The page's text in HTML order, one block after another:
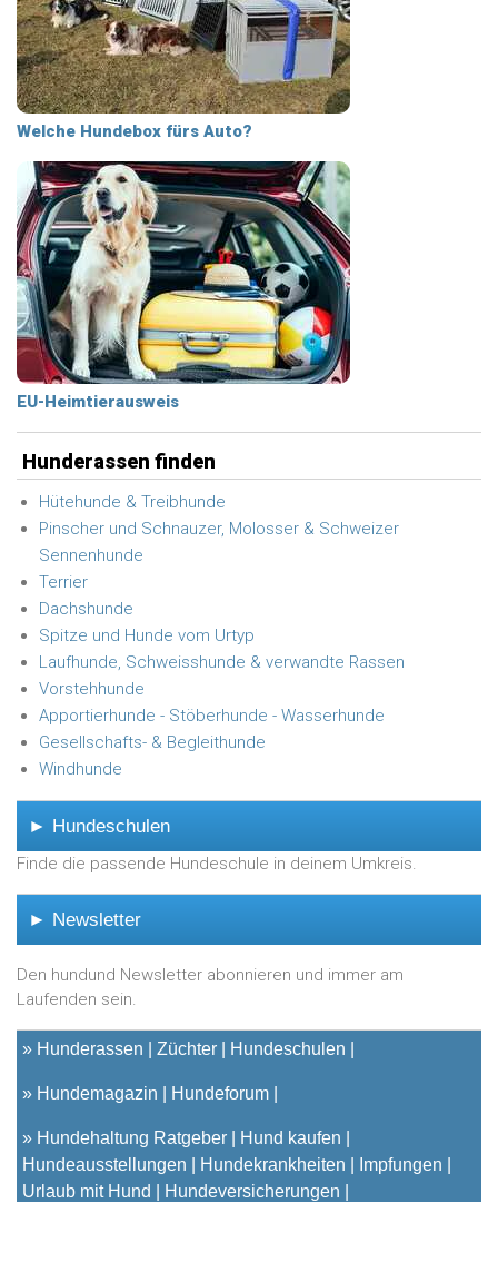
Welche Hundebox fürs Auto?
EU-Heimtierausweis
Hunderassen finden
Hütehunde & Treibhunde
Pinscher und Schnauzer, Molosser & Schweizer
Sennenhunde
Terrier
Dachshunde
Spitze und Hunde vom Urtyp
Laufhunde, Schweisshunde & verwandte Rassen
Vorstehhunde
Apportierhunde - Stöberhunde - Wasserhunde
Gesellschafts- & Begleithunde
Windhunde
► Hundeschulen
Finde die passende Hundeschule in deinem Umkreis.
► Newsletter
Den hundund Newsletter abonnieren und immer am
Laufenden sein.
» Hunderassen Züchter Hundeschulen
» Hundemagazin Hundeforum
» Hundehaltung Ratgeber
Hund kaufen
Hundeausstellungen
Hundekrankheiten
Impfungen
Urlaub mit Hund
Hundeversicherungen